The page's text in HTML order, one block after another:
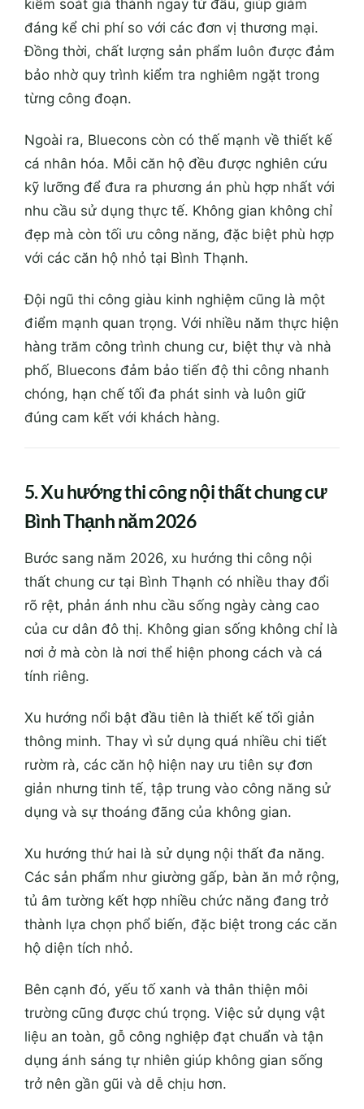
kiểm soát giá thành ngay từ đầu, giúp giảm
đáng kể chi phí so với các đơn vị thương mại.
Đồng thời, chất lượng sản phẩm luôn được đảm
bảo nhờ quy trình kiểm tra nghiêm ngặt trong
từng công đoạn.
Ngoài ra, Bluecons còn có thế mạnh về thiết kế
cá nhân hóa. Mỗi căn hộ đều được nghiên cứu
kỹ lưỡng để đưa ra phương án phù hợp nhất với
nhu cầu sử dụng thực tế. Không gian không chỉ
đẹp mà còn tối ưu công năng, đặc biệt phù hợp
với các căn hộ nhỏ tại Bình Thạnh.
Đội ngũ thi công giàu kinh nghiệm cũng là một
điểm mạnh quan trọng. Với nhiều năm thực hiện
hàng trăm công trình chung cư, biệt thự và nhà
phố, Bluecons đảm bảo tiến độ thi công nhanh
chóng, hạn chế tối đa phát sinh và luôn giữ
đúng cam kết với khách hàng.
5. Xu hướng thi công nội thất chung cư
Bình Thạnh năm 2026
Bước sang năm 2026, xu hướng thi công nội
thất chung cư tại Bình Thạnh có nhiều thay đổi
rõ rệt, phản ánh nhu cầu sống ngày càng cao
của cư dân đô thị. Không gian sống không chỉ là
nơi ở mà còn là nơi thể hiện phong cách và cá
tính riêng.
Xu hướng nổi bật đầu tiên là thiết kế tối giản
thông minh. Thay vì sử dụng quá nhiều chi tiết
rườm rà, các căn hộ hiện nay ưu tiên sự đơn
giản nhưng tinh tế, tập trung vào công năng sử
dụng và sự thoáng đãng của không gian.
Xu hướng thứ hai là sử dụng nội thất đa năng.
Các sản phẩm như giường gấp, bàn ăn mở rộng,
tủ âm tường kết hợp nhiều chức năng đang trở
thành lựa chọn phổ biến, đặc biệt trong các căn
hộ diện tích nhỏ.
Bên cạnh đó, yếu tố xanh và thân thiện môi
trường cũng được chú trọng. Việc sử dụng vật
liệu an toàn, gỗ công nghiệp đạt chuẩn và tận
dụng ánh sáng tự nhiên giúp không gian sống
trở nên gần gũi và dễ chịu hơn.